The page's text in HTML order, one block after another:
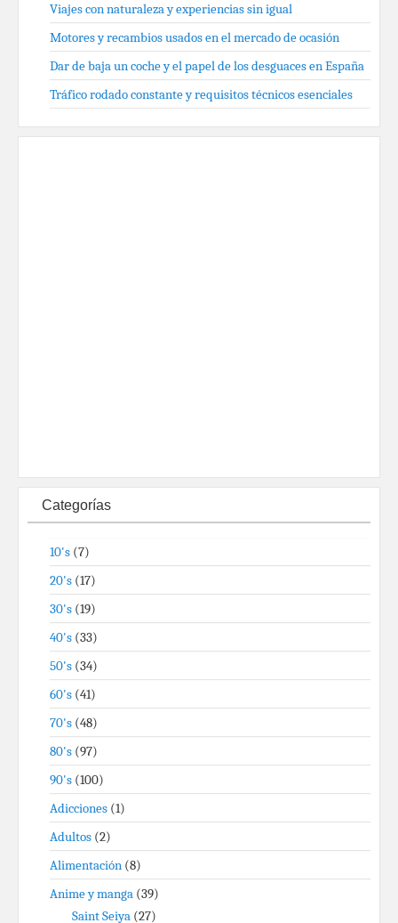
Viajes con naturaleza y experiencias sin igual
Motores y recambios usados en el mercado de ocasión
Dar de baja un coche y el papel de los desguaces en España
Tráfico rodado constante y requisitos técnicos esenciales
Categorías
10's (7)
20's (17)
30's (19)
40's (33)
50's (34)
60's (41)
70's (48)
80's (97)
90's (100)
Adicciones (1)
Adultos (2)
Alimentación (8)
Anime y manga (39)
Saint Seiya (27)